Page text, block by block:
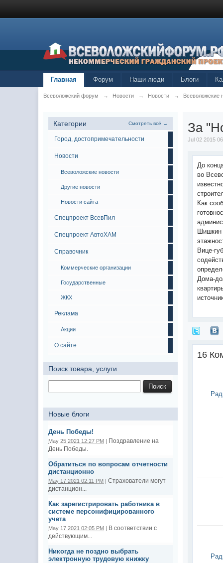
Главная Форум Наши люди Блоги
Всеволожский форум → Новости → Новости → Всеволожские
Категории Смотреть всё →
Город, достопримечательности
Новости
Всеволожские новости
Другие новости
Новости сайта
Спецпроект ВсевПил
Спецпроект АвтоХАМ
Справочник
Коммерческие организации
Государственные
ЖКХ
Реклама
Акции
О сайте
Поиск товара, услуги
Новые блоги
День Победы!
May 25 2021 12:27 PM | Поздравление на
День Победы.
Обратиться по вопросам отчетности
дистанционно
May 17 2021 02:11 PM |Страхователи могут
дистанцион...
Как зарегистрировать работника в
системе персонифицированного
учета
May 17 2021 02:05 PM | В соответствии с
действующим...
Никогда не поздно выбрать
электронную трудовую книжку
За
Jul 02 2015
До
во
Как
Шишкин
Вице-
Дома-
16